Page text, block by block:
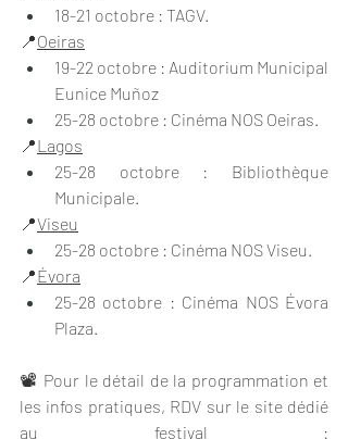
18-21 octobre : TAGV.
📍Oeiras
19-22 octobre : Auditorium Municipal
Eunice Muñoz
25-28 octobre : Cinéma NOS Oeiras.
📍Lagos
25-28 octobre : Bibliothèque
Municipale.
📍Viseu
25-28 octobre : Cinéma NOS Viseu.
📍Évora
25-28 octobre : Cinéma NOS Évora
Plaza.
📽 Pour le détail de la programmation et
les infos pratiques, RDV sur le site dédié